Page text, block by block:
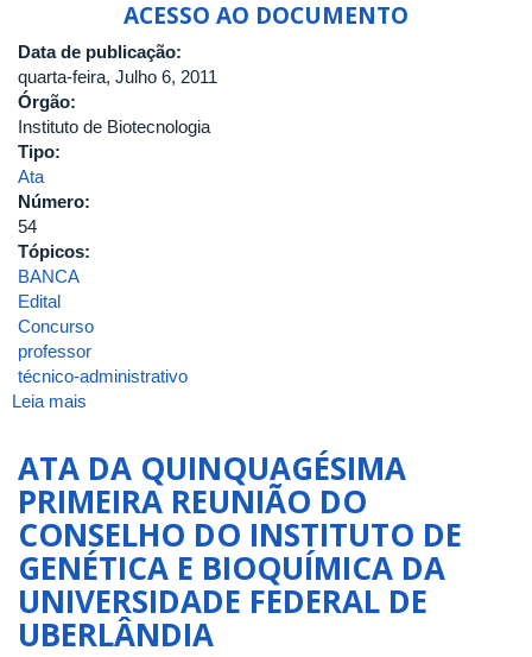
ACESSO AO DOCUMENTO
Data de publicação:
quarta-feira, Julho 6, 2011
Órgão:
Instituto de Biotecnologia
Tipo:
Ata
Número:
54
Tópicos:
BANCA
Edital
Concurso
professor
técnico-administrativo
Leia mais
ATA DA QUINQUAGÉSIMA
PRIMEIRA REUNIÃO DO
CONSELHO DO INSTITUTO DE
GENÉTICA E BIOQUÍMICA DA
UNIVERSIDADE FEDERAL DE
UBERLÂNDIA